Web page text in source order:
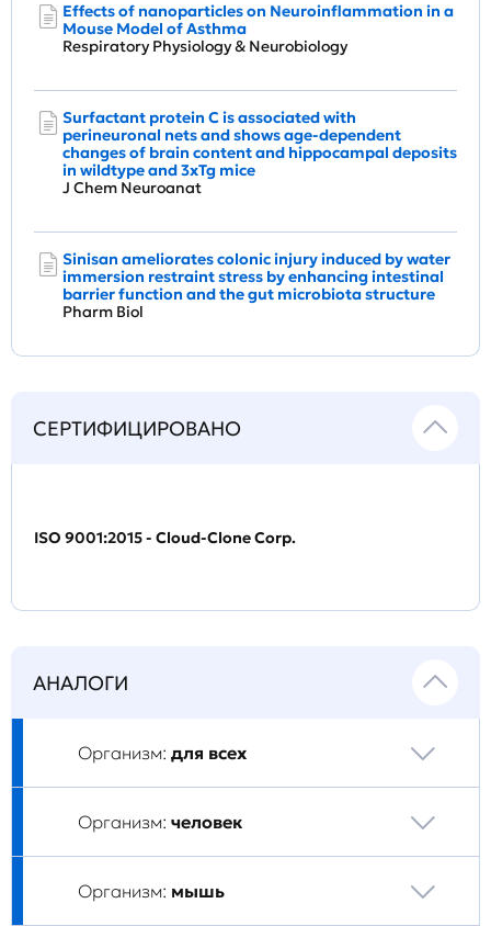
Effects of nanoparticles on Neuroinflammation in a
Mouse Model of Asthma
Respiratory Physiology & Neurobiology
Surfactant protein C is associated with
perineuronal nets and shows age-dependent
changes of brain content and hippocampal deposits
in wildtype and 3xTg mice
J Chem Neuroanat
Sinisan ameliorates colonic injury induced by water
immersion restraint stress by enhancing intestinal
barrier function and the gut microbiota structure
Pharm Biol
СЕРТИФИЦИРОВАНО
ISO 9001:2015 - Cloud-Clone Corp.
АНАЛОГИ
Организм: для всех
Организм: человек
Организм: мышь